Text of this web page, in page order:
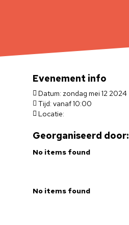
Evenement info
Datum: zondag mei 12 2024
Tijd: vanaf 10:00
Locatie:
Georganiseerd door:
No items found
No items found